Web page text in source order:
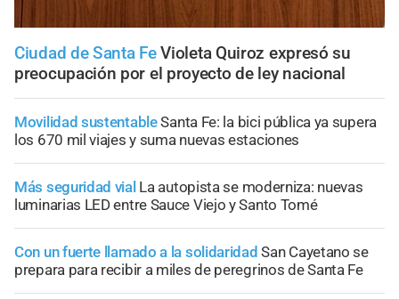
Ciudad de Santa Fe Violeta Quiroz expresó su
preocupación por el proyecto de ley nacional
Movilidad sustentableSanta Fe: la bici pública ya supera
los 670 mil viajes y suma nuevas estaciones
Más seguridad vial La autopista se moderniza: nuevas
luminarias LED entre Sauce Viejo y Santo Tomé
Con un fuerte llamado a la solidaridad San Cayetano se
prepara para recibir a miles de peregrinos de Santa Fe